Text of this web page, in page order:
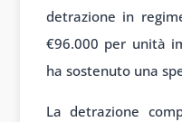
detrazione in
€96.000 per unità
ha sostenuto una
La detrazione